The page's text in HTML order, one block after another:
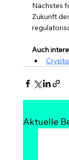
Nächstes
Zukunft
Auch
Aktuelle